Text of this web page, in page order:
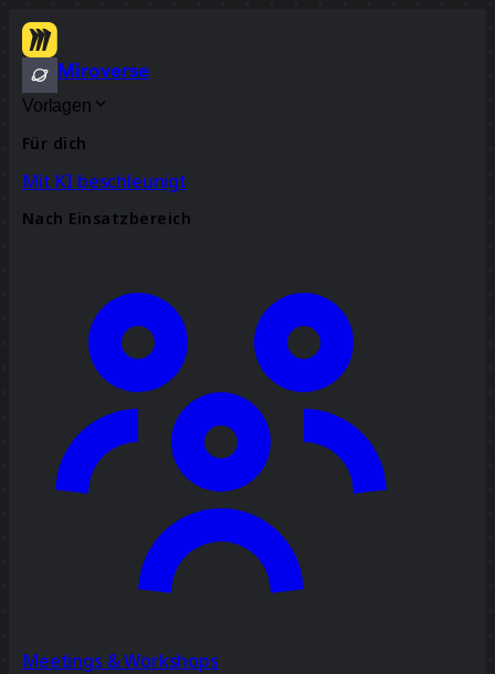
Miroverse
Vorlagen
Für dich
Mit KI beschleunigt
Nach Einsatzbereich
Meetings & Workshops